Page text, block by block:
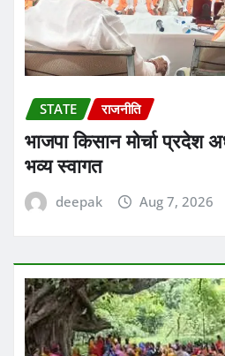
STATE राजनीति
भाजपा किसान मोर्चा प्रदेश
भव्य स्वागत
deepak Aug 7, 2026